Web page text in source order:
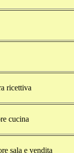
ricettiva
cucina
sala e vendita